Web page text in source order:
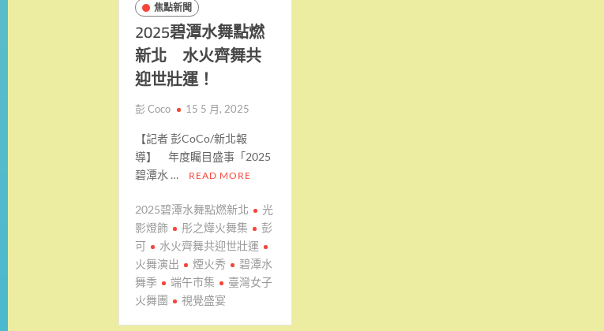
焦點新聞
2025碧潭水舞點燃
新北 水火齊舞共
迎世壯運！
彭 Coco 15 5 月, 2025
【記者 彭CoCo/新北報
導】 年度矚目盛事「2025
碧潭水 …
READ MORE
2025碧潭水舞點燃新北
光
影燈飾
彤之燁火舞集
彭
可
水火齊舞共迎世壯運
火舞演出
煙火秀
碧潭水
舞季
端午市集
臺灣女子
火舞團
視覺盛宴